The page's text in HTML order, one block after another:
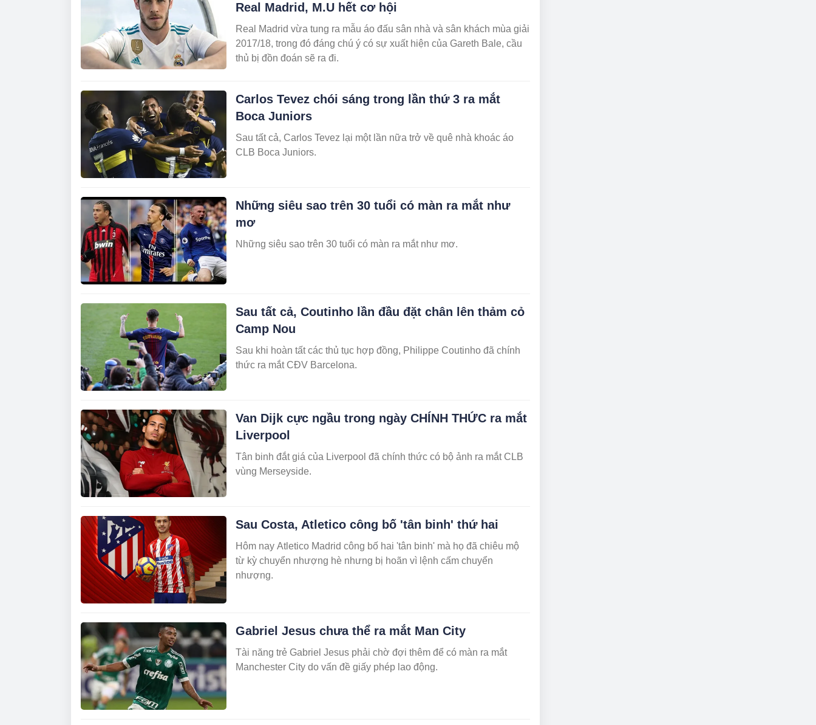
Real Madrid, M.U hết cơ hội
Real Madrid vừa tung ra mẫu áo đấu sân nhà và sân khách mùa giải
2017/18, trong đó đáng chú ý có sự xuất hiện của Gareth Bale, cầu
thủ bị đồn đoán sẽ ra đi.
Carlos Tevez chói sáng trong lần thứ 3 ra mắt
Boca Juniors
Sau tất cả, Carlos Tevez lại một lần nữa trở về quê nhà khoác áo
CLB Boca Juniors.
Những siêu sao trên 30 tuổi có màn ra mắt như
mơ
Những siêu sao trên 30 tuổi có màn ra mắt như mơ.
Sau tất cả, Coutinho lần đầu đặt chân lên thảm cỏ
Camp Nou
Sau khi hoàn tất các thủ tục hợp đồng, Philippe Coutinho đã chính
thức ra mắt CĐV Barcelona.
Van Dijk cực ngầu trong ngày CHÍNH THỨC ra mắt
Liverpool
Tân binh đắt giá của Liverpool đã chính thức có bộ ảnh ra mắt CLB
vùng Merseyside.
Sau Costa, Atletico công bố 'tân binh' thứ hai
Hôm nay Atletico Madrid công bố hai 'tân binh' mà họ đã chiêu mộ
từ kỳ chuyển nhượng hè nhưng bị hoãn vì lệnh cấm chuyển
nhượng.
Gabriel Jesus chưa thể ra mắt Man City
Tài năng trẻ Gabriel Jesus phải chờ đợi thêm để có màn ra mắt
Manchester City do vấn đề giấy phép lao động.